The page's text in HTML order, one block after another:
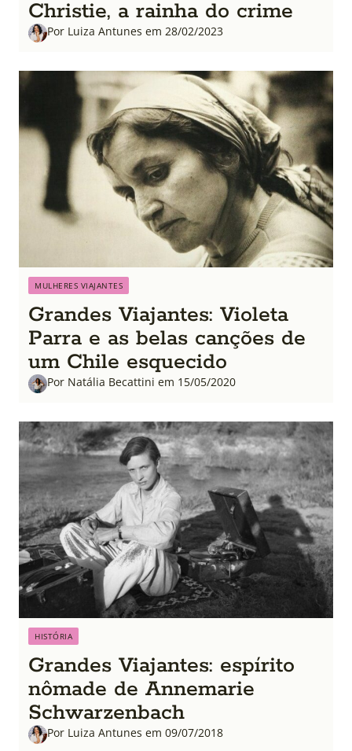
Christie, a rainha do crime
Por Luiza Antunes em 28/02/2023
MULHERES VIAJANTES
Grandes Viajantes: Violeta
Parra e as belas canções de
um Chile esquecido
Por Natália Becattini em 15/05/2020
HISTÓRIA
Grandes Viajantes: espírito
nômade de Annemarie
Schwarzenbach
Por Luiza Antunes em 09/07/2018